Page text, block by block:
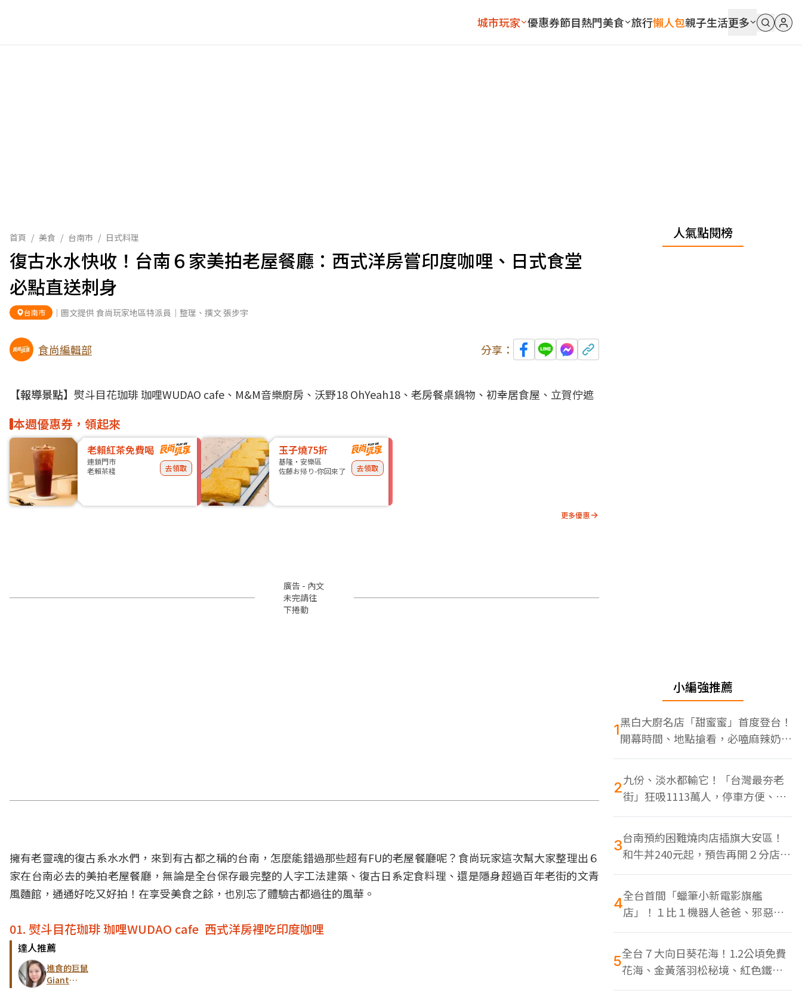
城市玩家 優惠券節目熱門美食 旅行懶人包親子生活更多
首頁 / 美食 / 台南市 / 日式料理
復古水水快收！台南６家美拍老屋餐廳：西式洋房嘗印度咖哩、日式食堂
必點直送刺身
台南市 ｜圖文提供 食尚玩家地區特派員｜整理、撰文 張步宇
食尚編輯部 分享：
【報導景點】 熨斗目花珈琲 珈哩WUDAO cafe、M&M音樂廚房、沃野18 OhYeah18、老房餐桌鍋物、初幸居食屋、立賀佇遮
本週優惠券，領起來
老賴紅茶免費喝
連鎖門市
老賴茶棧
去領取
玉子燒75折
基隆・安樂區
佐藤お帰り-你回來了
去領取
更多優惠
廣告 - 內文
未完請往
下捲動
擁有老靈魂的復古系水水們，來到有古都之稱的台南 ，怎麼能錯過那些超有FU的老屋餐廳呢？食尚玩家這次幫大家整理出６
家在台南必去的美拍老屋餐廳，無論是全台保存最完整的人字工法建築、 復古日系定食料理、還是隱身超過百年老街的文青
風麵館，通通好吃又好拍！在享受美食之餘，也別忘了體驗古都過往的風華。
01. 熨斗目花珈琲 珈哩WUDAO cafe 西式洋房裡吃印度咖哩
達人推薦
進食的巨鼠
Giant
人氣點閱榜
小編強推薦
1黑白大廚名店「甜蜜蜜」首度登台！
開幕時間、地點搶看，必嗑麻辣奶油
蝦
2九份、淡水都輸它！「台灣最夯老
街」狂吸1113萬人，停車方便、特
色美食多
3台南預約困難燒肉店插旗大安區！
和牛丼240元起，預告再開２分店、
地點曝光
4全台首間「蠟筆小新電影旗艦
店」！１比１機器人爸爸、邪惡正
男，百款周邊買翻
5全台７大向日葵花海！1.2公頃免費
花海、金黃落羽松秘境、紅色鐵橋
同框